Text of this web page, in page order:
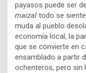
payasos puede ser
maizal todo se
muda al pueblo
economía local, la
que se convierte en
ensamblado a partir
ochenteros, pero sin